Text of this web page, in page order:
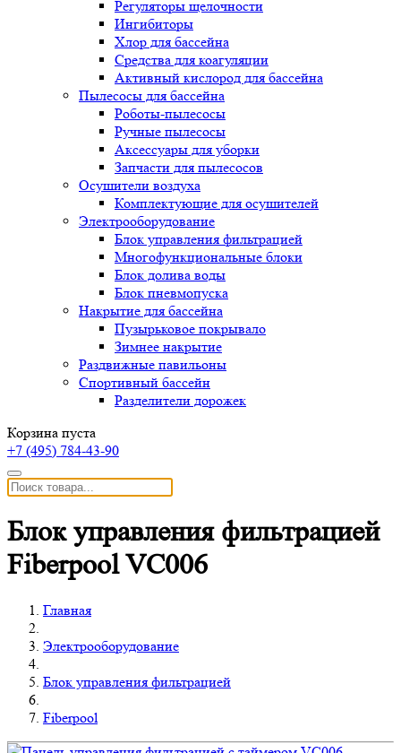
Регуляторы щелочности
Ингибиторы
Хлор для бассейна
Средства для коагуляции
Активный кислород для бассейна
Пылесосы для бассейна
Роботы-пылесосы
Ручные пылесосы
Аксессуары для уборки
Запчасти для пылесосов
Осушители воздуха
Комплектующие для осушителей
Электрооборудование
Блок управления фильтрацией
Многофункциональные блоки
Блок долива воды
Блок пневмопуска
Накрытие для бассейна
Пузырьковое покрывало
Зимнее накрытие
Раздвижные павильоны
Спортивный бассейн
Разделители дорожек
Корзина пуста
+7 (495) 784-43-90
Блок управления фильтрацией
Fiberpool VC006
Главная
Электрооборудование
Блок управления фильтрацией
Fiberpool